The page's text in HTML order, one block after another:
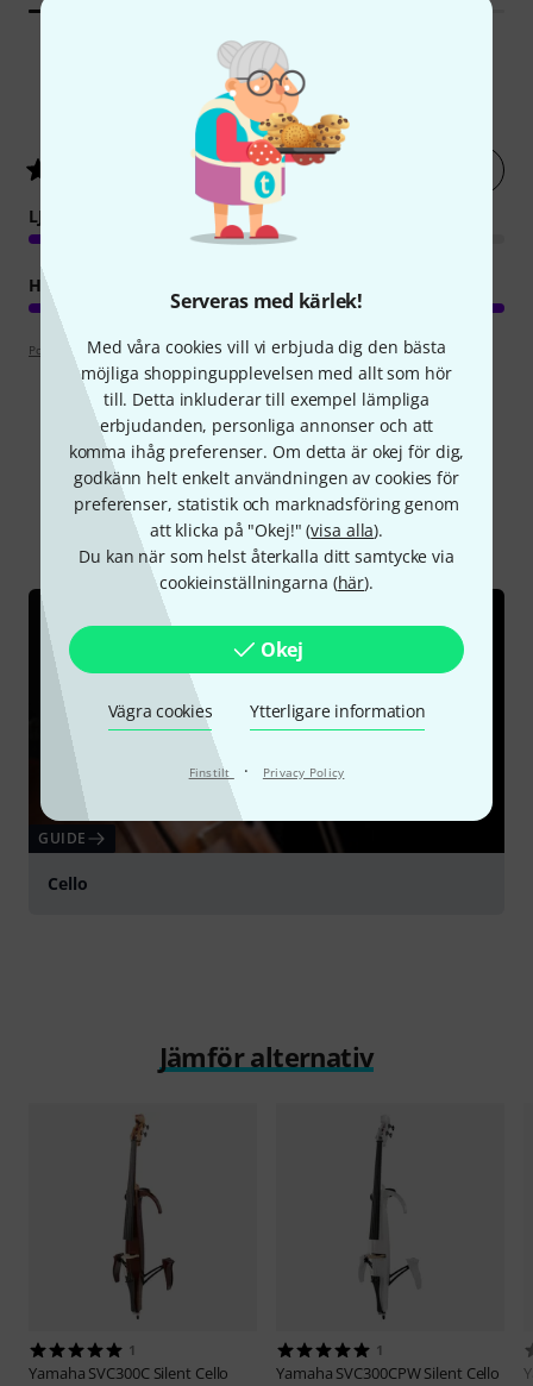
Serveras med kärlek!
Med våra cookies vill vi erbjuda dig den bästa
möjliga shoppingupplevelsen med allt som hör
till. Detta inkluderar till exempel lämpliga
erbjudanden, personliga annonser och att
komma ihåg preferenser. Om detta är okej för dig,
godkänn helt enkelt användningen av cookies för
preferenser, statistik och marknadsföring genom
att klicka på "Okej!" (visa alla).
Du kan när som helst återkalla ditt samtycke via
cookieinställningarna (här).
Okej
Vägra cookies Ytterligare information
Finstilt · Privacy Policy
1Kundbetyg
/ 5
LJUD
HANTVERKSKVALITET
Poängpolicy
Visste du?
Alla Onlineguide
GUIDE
Cello
Jämför alternativ
1
Yamaha SVC300C Silent Cello
1
Yamaha SVC300CPW Silent Cello